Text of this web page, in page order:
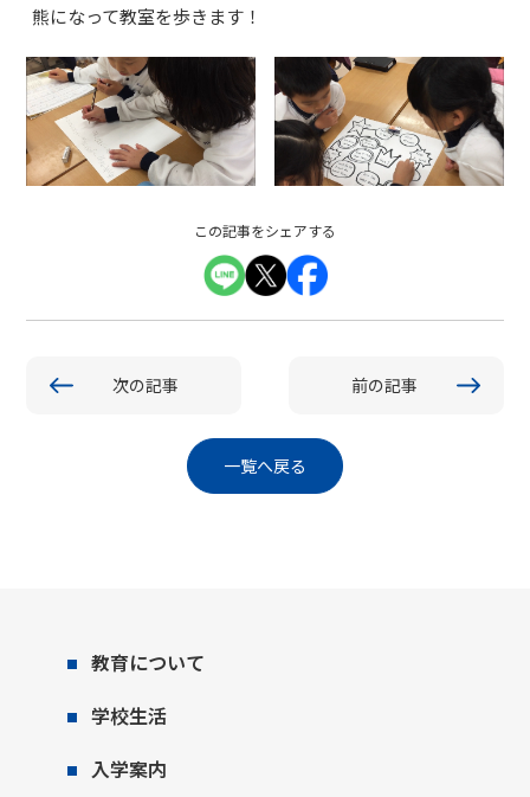
熊になって教室を歩きます！
この記事をシェアする
次の記事 前の記事
一覧へ戻る
教育について
学校生活
入学案内